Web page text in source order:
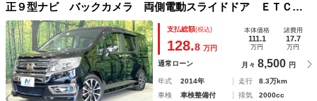
正９型ナビ バックカメラ 両側電動スライドドア ＥＴＣ
クルコン Ｂｌｕｅｔｏｏｔｈ ＣＤ／ＤＶＤ再生 フルセ
グ パドルシフト ハーフレザー ＨＩＤヘッド オートライ
ト オートエアコン
支払総額(税込)
128.8 万円
本体価格
111.1
万円
諸費用
17.7
万円
通常ローン 月々 8,500 円
年式 2014年 走行
8.3万km
車検
車検整備付 排気
2000cc